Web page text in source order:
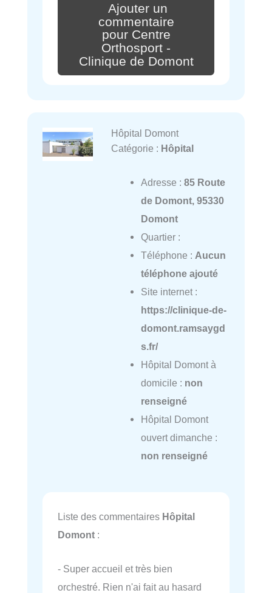
Ajouter un
commentaire
pour Centre
Orthosport -
Clinique de Domont
Hôpital Domont
Catégorie : Hôpital
Adresse : 85 Route
de Domont, 95330
Domont
Quartier :
Téléphone : Aucun
téléphone ajouté
Site internet :
https://clinique-de-
domont.ramsaygd
s.fr/
Hôpital Domont à
domicile : non
renseigné
Hôpital Domont
ouvert dimanche :
non renseigné
Liste des commentaires Hôpital
Domont :
- Super accueil et très bien
orchestré. Rien n'ai fait au hasard